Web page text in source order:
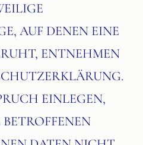
AUF DENEN EINE
ENTNEHMEN
EINLEGEN,